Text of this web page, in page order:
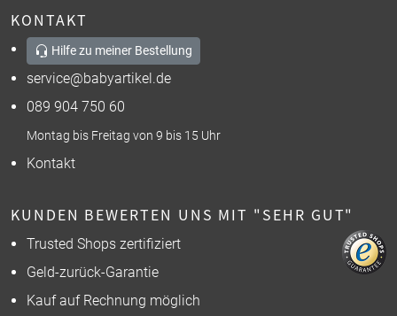
KONTAKT
Hilfe zu meiner Bestellung
service@babyartikel.de
089 904 750 60
Montag bis Freitag von 9 bis 15 Uhr
Kontakt
KUNDEN BEWERTEN UNS MIT "SEHR GUT"
Trusted Shops zertifiziert
Geld-zurück-Garantie
Kauf auf Rechnung möglich